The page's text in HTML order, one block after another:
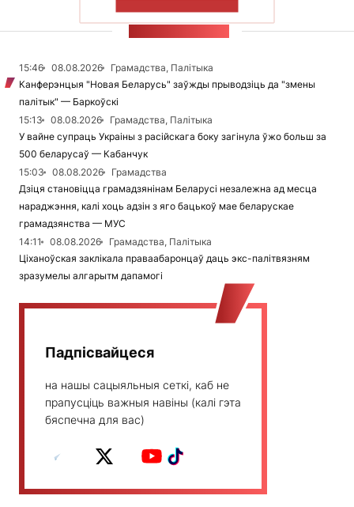
15:46 08.08.2026
Грамадства, Палітыка
Канферэнцыя "Новая Беларусь" заўжды прыводзіць да "змены
палітык" — Баркоўскі
15:13
08.08.2026
Грамадства, Палітыка
У вайне супраць Украіны з расійскага боку загінула ўжо больш за
500 беларусаў — Кабанчук
15:03
08.08.2026
Грамадства
Дзіця становіцца грамадзянінам Беларусі незалежна ад месца
нараджэння, калі хоць адзін з яго бацькоў мае беларускае
грамадзянства — МУС
14:11
08.08.2026
Грамадства, Палітыка
Ціханоўская заклікала праваабаронцаў даць экс-палітвязням
зразумелы алгарытм дапамогі
Падпісвайцеся
на нашы сацыяльныя сеткі, каб не
прапусціць важныя навіны (калі гэта
бяспечна для вас)